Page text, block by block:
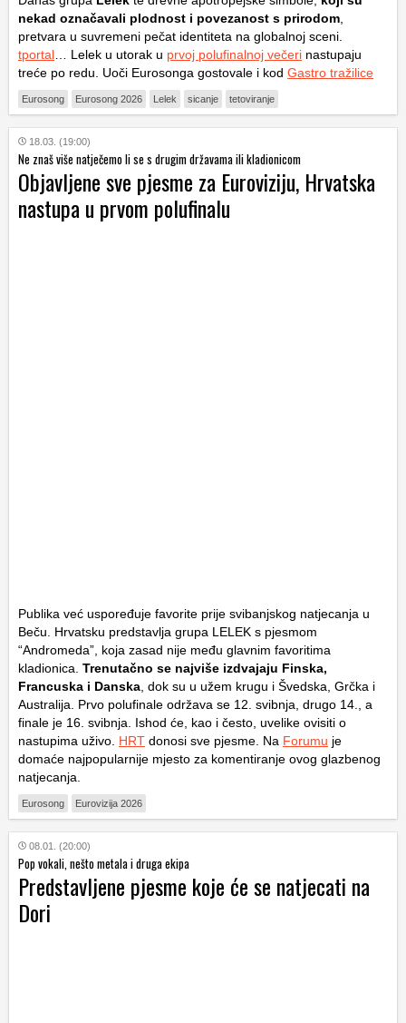
nekad označavali plodnost i povezanost s prirodom
pretvara u suvremeni pečat identiteta na globalnoj sceni.
tportal … Lelek u utorak u prvoj polufinalnoj večeri nastupaju
treće po redu. Uoči Eurosonga gostovale i kod Gastro tražilice
Eurosong Eurosong 2026 Lelek sicanje tetoviranje
18.03. (19:00)
Ne znaš više natječemo li se s drugim državama ili kladionicom
Objavljene sve pjesme za Euroviziju, Hrvatska
nastupa u prvom polufinalu
Publika već uspoređuje favorite prije svibanjskog natjecanja u
Beču. Hrvatsku predstavlja grupa LELEK s pjesmom
“Andromeda”, koja zasad nije među glavnim favoritima
kladionica. Trenutačno se najviše izdvajaju Finska,
Francuska i Danska , dok su u užem krugu i Švedska, Grčka i
Australija. Prvo polufinale održava se 12. svibnja, drugo 14., a
finale je 16. svibnja. Ishod će, kao i često, uvelike ovisiti o
nastupima uživo. HRT donosi sve pjesme. Na Forumu je
domaće najpopularnije mjesto za komentiranje ovog glazbenog
natjecanja.
Eurosong Eurovizija 2026
08.01. (20:00)
Pop vokali, nešto metala i druga ekipa
Predstavljene pjesme koje će se natjecati na
Dori